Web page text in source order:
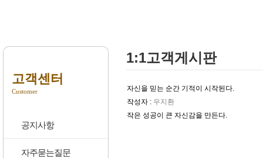
고객센터
Customer
공지사항
자주묻는질문
1:1고객게시판
자신을 믿는 순간 기적이 시작된다.
작성자 : 우지환
작은 성공이 큰 자신감을 만든다.